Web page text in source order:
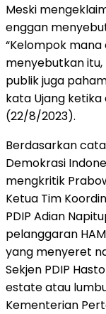
Meski
enggan
“Kelompok
menyebutkan itu,
publik juga
kata Ujang ketika
(22/8/2023).
Berdasarkan
Demokrasi
mengkritik
Ketua Tim
PDIP Adian
pelanggaran
yang menyeret
Sekjen PDIP
estate atau
Kementerian